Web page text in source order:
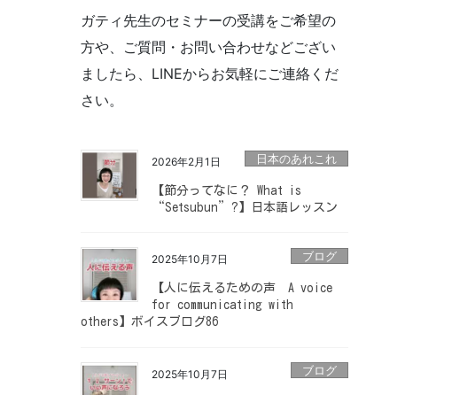
ガティ先生のセミナーの受講をご希望の
方や、ご質問・お問い合わせなどござい
ましたら、LINEからお気軽にご連絡くだ
さい。
2026年2月1日 日本のあれこれ
【節分ってなに？ What is
“Setsubun”?】日本語レッスン
2025年10月7日 ブログ
【人に伝えるための声 A voice
for communicating with
others】ボイスブログ86
2025年10月7日 ブログ